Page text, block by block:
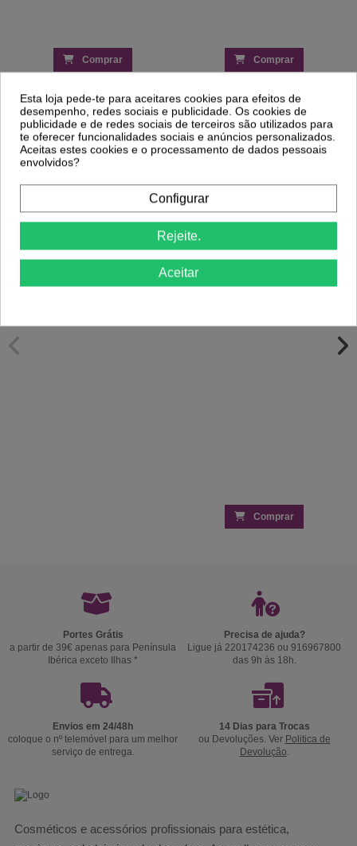
Comprar Comprar
Clientes Que Compraram Este
Produto Também Compraram:
Babosa&Queratina 300ml Hidra - Salon
8,17 €
Comprar
Portes Grátis
a partir de 39€ apenas para Península
Ibérica exceto Ilhas *
Precisa de ajuda?
Ligue já 220174236 ou 916967800
das 9h às 18h.
Envios em 24/48h
coloque o nº telemóvel para um melhor
serviço de entrega.
14 Dias para Trocas
ou Devoluções. Ver Politica de
Devolução
Cosméticos e acessórios profissionais para estética,
Esta loja pede-te para aceitares cookies para efeitos de
desempenho, redes sociais e publicidade. Os cookies de
publicidade e de redes sociais de terceiros são utilizados para
te oferecer funcionalidades sociais e anúncios personalizados.
Aceitas estes cookies e o processamento de dados pessoais
envolvidos?
Configurar
Rejeite.
Aceitar